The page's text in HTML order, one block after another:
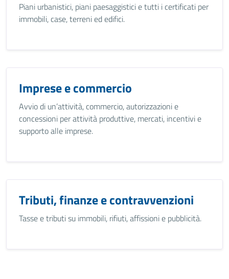
Piani urbanistici, piani paesaggistici e tutti i certificati per
immobili, case, terreni ed edifici.
Imprese e commercio
Avvio di un’attività, commercio, autorizzazioni e
concessioni per attività produttive, mercati, incentivi e
supporto alle imprese.
Tributi, finanze e contravvenzioni
Tasse e tributi su immobili, rifiuti, affissioni e pubblicità.